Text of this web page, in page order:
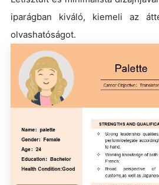
iparágban kiváló, kiemeli az
olvashatóságot.